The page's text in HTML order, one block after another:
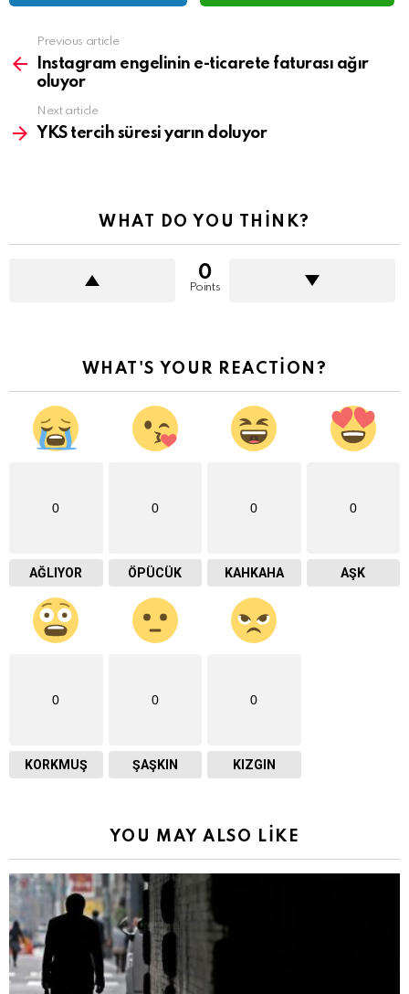
more
Previous article
Instagram engelinin e-ticarete faturası ağır
oluyor
Next article
YKS tercih süresi yarın doluyor
WHAT DO YOU THINK?
0
Points
WHAT'S YOUR REACTION?
0
AĞLIYOR
0
ÖPÜCÜK
0
KAHKAHA
0
AŞK
0
KORKMUŞ
0
ŞAŞKIN
0
KIZGIN
YOU MAY ALSO LIKE